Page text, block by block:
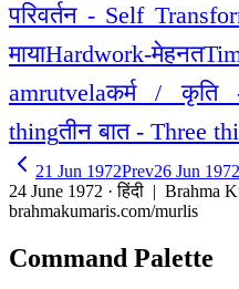
परिवर्तन - Self
मायाHardwork-मेहनत
amrutvelaकर्म / कृति
thingतीन बात - Three
21 Jun 1972Prev26 Jun 1972
24 June 1972 · हिंदी | Brahma
brahmakumaris.com/murlis
Command Palette